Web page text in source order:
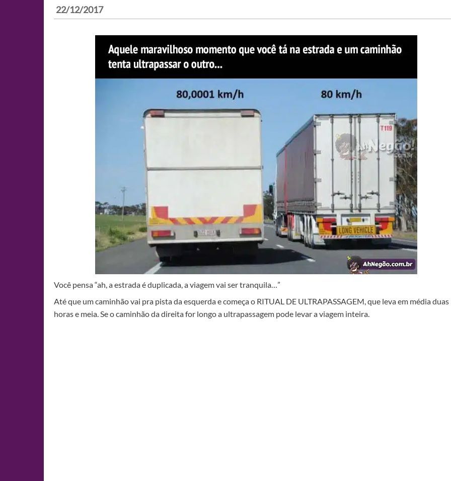
22/12/2017
Você pensa “ah, a estrada é duplicada, a viagem vai ser tranquila…”
Até que um caminhão vai pra pista da esquerda e começa o RITUAL DE ULTRAPASSAGEM, que leva em média duas
horas e meia. Se o caminhão da direita for longo a ultrapassagem pode levar a viagem inteira.